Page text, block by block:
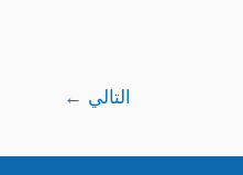
التالي ←